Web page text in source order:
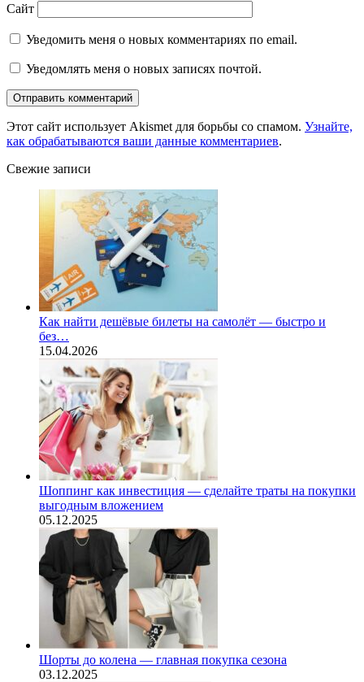
Сайт
Уведомить меня о новых комментариях по email.
Уведомлять меня о новых записях почтой.
Этот сайт использует Akismet для борьбы со спамом. Узнайте,
как обрабатываются ваши данные комментариев.
Свежие записи
Как найти дешёвые билеты на самолёт — быстро и
без…
15.04.2026
Шоппинг как инвестиция — сделайте траты на покупки
выгодным вложением
05.12.2025
Шорты до колена — главная покупка сезона
03.12.2025